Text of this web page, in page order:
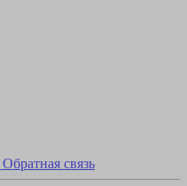
Обратная связь